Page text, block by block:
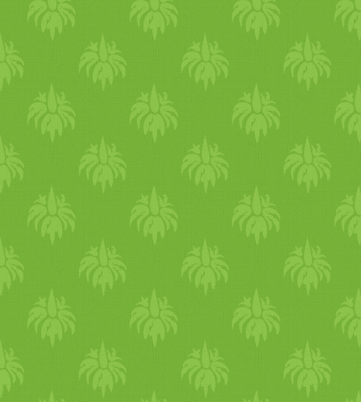
ghí - tisztított
vaj . A Dm-
itt a blogon is találsz
https:/­/­
ghit-tisztitott-vajat-es.html
amikor elkészült a tálalás
ghít vagyolívaolajat.
utáni vágyad van, a
Kerüld a finomított
fehérliszt
es termékeket,